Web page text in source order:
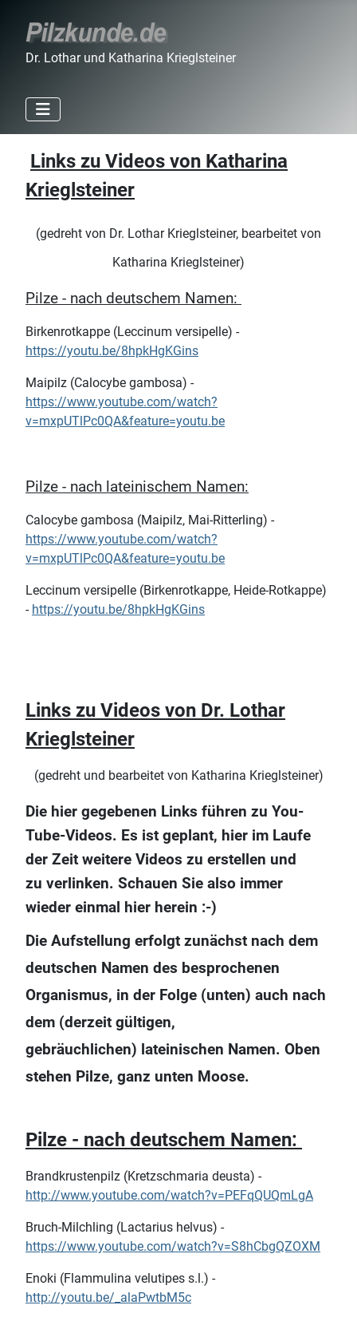
Dr. Lothar und Katharina Krieglsteiner
Links zu Videos von Katharina
Krieglsteiner
(gedreht von Dr. Lothar Krieglsteiner, bearbeitet von
Katharina Krieglsteiner)
Pilze - nach deutschem Namen:
Birkenrotkappe (Leccinum versipelle) -
https://youtu.be/8hpkHgKGins
Maipilz (Calocybe gambosa) -
https://www.youtube.com/watch?
v=mxpUTlPc0QA&feature=youtu.be
Pilze - nach lateinischem Namen:
Calocybe gambosa (Maipilz, Mai-Ritterling) -
https://www.youtube.com/watch?
v=mxpUTlPc0QA&feature=youtu.be
Leccinum versipelle (Birkenrotkappe, Heide-Rotkappe)
- https://youtu.be/8hpkHgKGins
Links zu Videos von Dr. Lothar
Krieglsteiner
(gedreht und bearbeitet von Katharina Krieglsteiner)
Die hier gegebenen Links führen zu You-
Tube-Videos. Es ist geplant, hier im Laufe
der Zeit weitere Videos zu erstellen und
zu verlinken. Schauen Sie also immer
wieder einmal hier herein :-)
Die Aufstellung erfolgt zunächst nach dem
deutschen Namen des besprochenen
Organismus, in der Folge (unten) auch nach
dem (derzeit gültigen,
gebräuchlichen) lateinischen Namen. Oben
stehen Pilze, ganz unten Moose.
Pilze - nach deutschem Namen:
Brandkrustenpilz (Kretzschmaria deusta) -
http://www.youtube.com/watch?v=PEFqQUQmLgA
Bruch-Milchling (Lactarius helvus) -
https://www.youtube.com/watch?v=S8hCbgQZOXM
Enoki (Flammulina velutipes s.l.) -
http://youtu.be/_alaPwtbM5c